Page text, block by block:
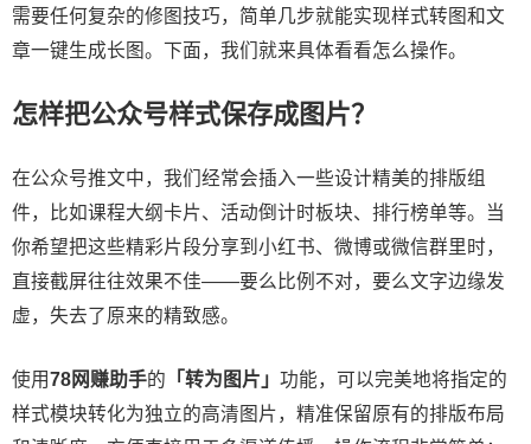
需要任何复杂的修图技巧，简单几步就能实现样式转图和文
章一键生成长图。下面，我们就来具体看看怎么操作。
怎样把公众号样式保存成图片？
在公众号推文中，我们经常会插入一些设计精美的排版组
件，比如课程大纲卡片、活动倒计时板块、排行榜单等。当
你希望把这些精彩片段分享到小红书、微博或微信群里时，
直接截屏往往效果不佳——要么比例不对，要么文字边缘发
虚，失去了原来的精致感。
使用78网赚助手的 「转为图片」 功能，可以完美地将指定的
样式模块转化为独立的高清图片，精准保留原有的排版布局